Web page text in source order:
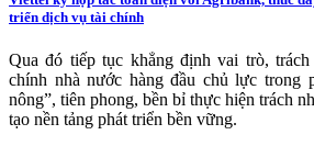
triển dịch vụ tài chính
Qua đó tiếp tục khẳng định vai trò,
chính nhà nước hàng đầu chủ lực trong
nông”, tiên phong, bền bỉ thực hiện trách
tạo nền tảng phát triển bền vững.